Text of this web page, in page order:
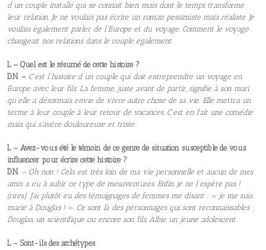
d’un couple installé qui se connait bien mais dont le temps transforme
leur relation. Je ne voulais pas écrire un roman pessimiste mais réaliste. Je
voulais également parler de l’Europe et du voyage. Comment le voyage
changeait nos relations dans le couple également.
L – Quel est le résumé de cette histoire ?
D.N. – C’est l’histoire d’un couple qui doit entreprendre un voyage en
Europe avec leur fils. La femme, juste avant de partir, signifie à son mari
qu’elle a désormais envie de vivre autre chose de sa vie. Elle mettra un
terme à leur couple à leur retour de vacances. C’est en fait une comédie
mais qui s’avère douloureuse et triste.
L – Avez-vous été le témoin de ce genre de situation susceptible de vous
influencer pour écrire cette histoire ?
D.N. – Oh non ! Cela est très loin de ma vie personnelle et aucun de mes
amis a eu à subir ce type de mésaventures. Enfin je ne l’espère pas !
(rires). J’ai plutôt eu des témoignages de femmes me disant : « je me suis
marié à Douglas ! ». Ce sont là des personnages qui sont reconnaissables :
Douglas, un scientifique ou encore son fils, Albie un jeune adolescent.
L – Sont-ils des archétypes